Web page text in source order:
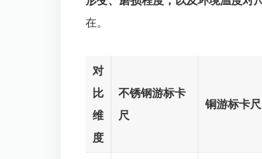
在。
对
比
维
度
不锈钢游标卡
尺
铜游标卡尺